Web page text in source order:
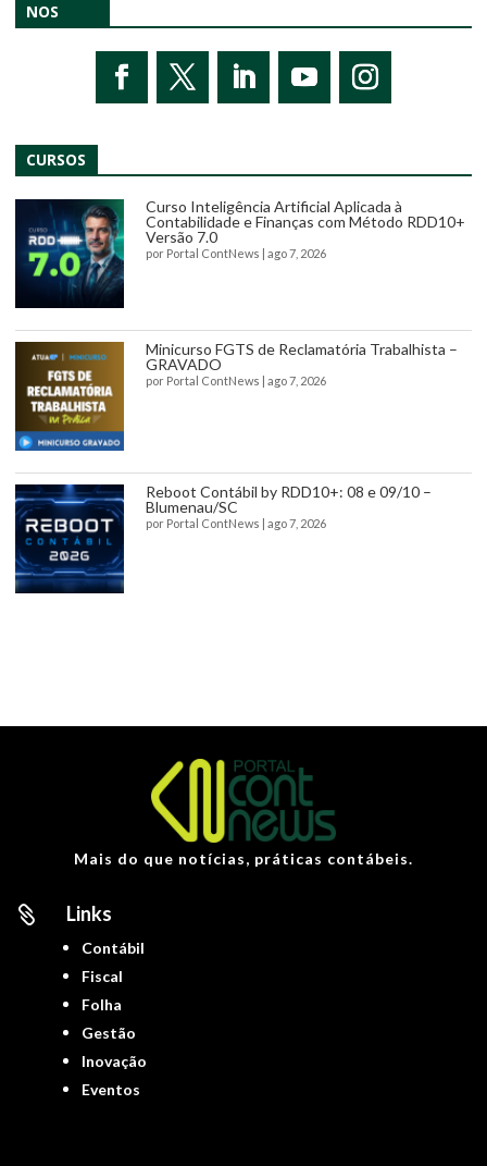
NOS
CURSOS
Curso Inteligência Artificial Aplicada à
Contabilidade e Finanças com Método RDD10+
Versão 7.0
por Portal ContNews ago 7, 2026
Minicurso FGTS de Reclamatória Trabalhista –
GRAVADO
por Portal ContNews ago 7, 2026
Reboot Contábil by RDD10+: 08 e 09/10 –
Blumenau/SC
por Portal ContNews ago 7, 2026
Mais do que notícias, práticas contábeis.
 Links
Contábil
Fiscal
Folha
Gestão
Inovação
Eventos